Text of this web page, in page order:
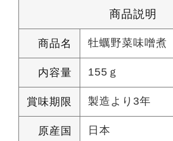
商品説明
商品名 牡蠣野菜味噌煮
内容量 155ｇ
賞味期限 製造より3年
原産国 日本